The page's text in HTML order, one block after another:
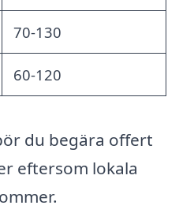
70-130
60-120
du begära offert
eftersom lokala